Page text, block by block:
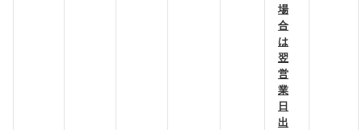
場
合
は
翌
営
業
日
出